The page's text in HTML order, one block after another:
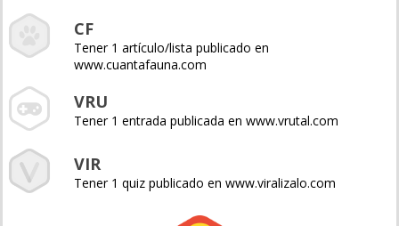
CF
Tener 1 artículo/lista publicado en
www.cuantafauna.com
VRU
Tener 1 entrada publicada en www.vrutal.com
VIR
Tener 1 quiz publicado en www.viralizalo.com